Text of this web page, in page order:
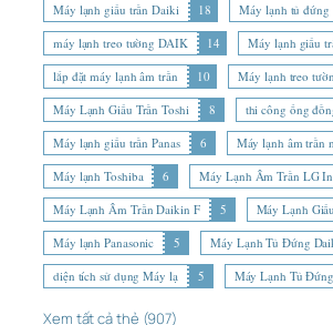
Máy lạnh giấu trần Daiki
18 Máy lạnh tủ đứng
máy lạnh treo tường DAIK
14 Máy lạnh giấu
lắp đặt máy lạnh âm trần
10 Máy lạnh treo
Máy Lạnh Giấu Trần Toshi
8 thi công ống
Máy lạnh giấu trần Panas
6 Máy lạnh âm trần
Máy lạnh Toshiba
6 Máy Lạnh Âm Trần LG
Máy Lạnh Âm Trần Daikin F
5 Máy Lạnh
Máy lạnh Panasonic
5 Máy Lạnh Tủ Đứng
diện tích sử dụng Máy lạ
5 Máy Lạnh Tủ Đứng
Xem tất cả thẻ (907)